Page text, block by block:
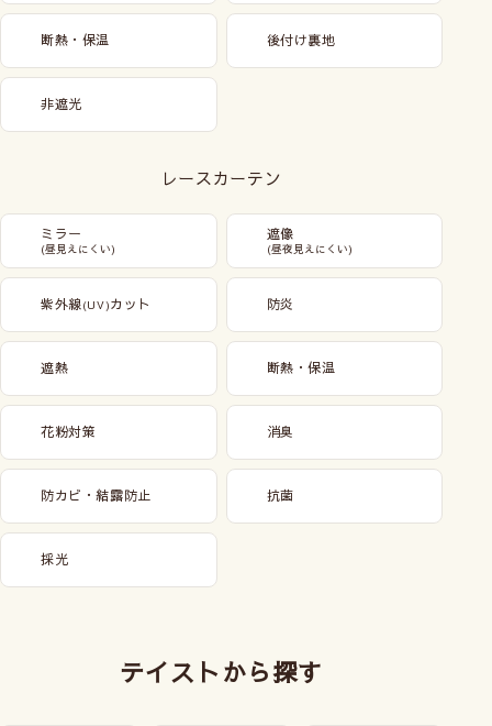
断熱・保温 後付け裏地
非遮光
レースカーテン
ミラー
(昼見えにくい)
遮像
(昼夜見えにくい)
紫外線(UV)カット 防炎
遮熱 断熱・保温
花粉対策 消臭
防カビ・結露防止 抗菌
採光
テイストから探す